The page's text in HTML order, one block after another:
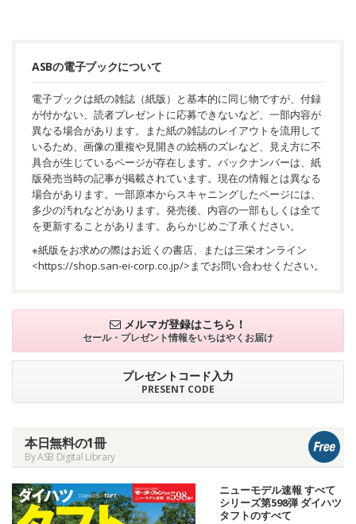
ASBの電子ブックについて
電子ブックは紙の雑誌（紙版）と基本的に同じ物ですが、付録
が付かない、読者プレゼントに応募できないなど、一部内容が
異なる場合があります。また紙の雑誌のレイアウトを流用して
いるため、画像の重複や見開きの絵柄のズレなど、見え方に不
具合が生じているページが存在します。バックナンバーは、紙
版発売当時の記事が掲載されています。現在の情報とは異なる
場合があります。一部原本からスキャニングしたページには、
多少の汚れなどがあります。発売後、内容の一部もしくは全て
を更新することがあります。あらかじめご了承ください。
※紙版をお求めの際はお近くの書店、または三栄オンライン
<https://shop.san-ei-corp.co.jp/>までお問い合わせください。
メルマガ登録はこちら！
セール・プレゼント情報をいちはやくお届け
プレゼントコード入力
PRESENT CODE
本日無料の1冊
By ASB Digital Library
ニューモデル速報 すべて
シリーズ第598弾 ダイハツ
タフトのすべて